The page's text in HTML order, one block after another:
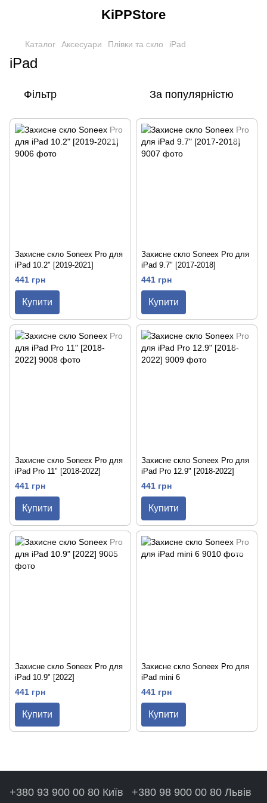
KiPPStore
Каталог Аксесуари Плівки та скло iPad
iPad
Фільтр За популярністю
Захисне скло Soneex Pro для
iPad 10.2" [2019-2021]
441 грн
Купити
Захисне скло Soneex Pro для
iPad 9.7" [2017-2018]
441 грн
Купити
Захисне скло Soneex Pro для
iPad Pro 11" [2018-2022]
441 грн
Купити
Захисне скло Soneex Pro для
iPad Pro 12.9" [2018-2022]
441 грн
Купити
Захисне скло Soneex Pro для
iPad 10.9" [2022]
441 грн
Купити
Захисне скло Soneex Pro для
iPad mini 6
441 грн
Купити
+380 93 900 00 80 Київ +380 98 900 00 80 Львів